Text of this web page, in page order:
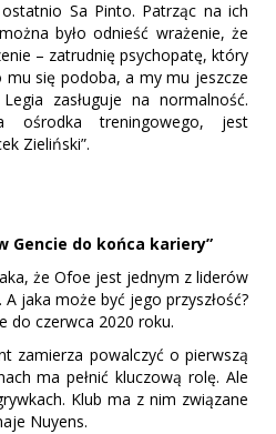
Sa Pinto. Patrząc na ich
było odnieść wrażenie, że
– zatrudnię psychopatę, który
mu się podoba, a my mu jeszcze
zasługuje na normalność.
ośrodka treningowego, jest
Zieliński”.
Gencie do końca kariery”
że Ofoe jest jednym z liderów
jaka może być jego przyszłość?
do czerwca 2020 roku.
zamierza powalczyć o pierwszą
ma pełnić kluczową rolę. Ale
Klub ma z nim związane
Nuyens.